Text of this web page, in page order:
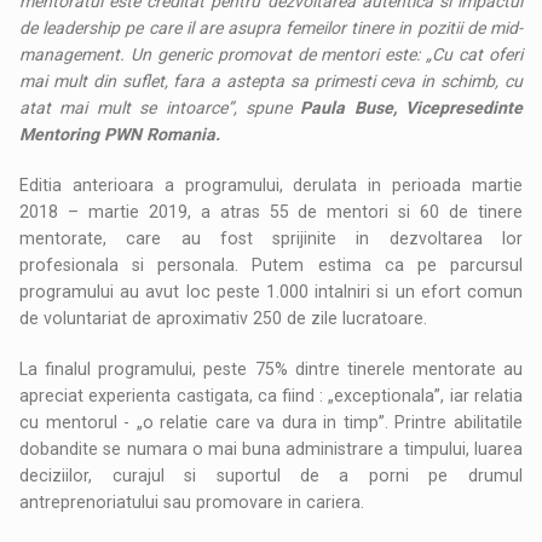
de leadership pe care il are asupra femeilor tinere in pozitii de mid-
management. Un generic promovat de mentori este: „Cu cat oferi
mai mult din suflet, fara a astepta sa primesti ceva in schimb, cu
atat mai mult se intoarce”, spune Paula Buse, Vicepresedinte
Mentoring PWN Romania.
Editia anterioara a programului, derulata in perioada martie
2018 – martie 2019, a atras 55 de mentori si 60 de tinere
mentorate, care au fost sprijinite in dezvoltarea lor
profesionala si personala. Putem estima ca pe parcursul
programului au avut loc peste 1.000 intalniri si un efort comun
de voluntariat de aproximativ 250 de zile lucratoare.
La finalul programului, peste 75% dintre tinerele mentorate au
apreciat experienta castigata, ca fiind : „exceptionala”, iar relatia
cu mentorul - „o relatie care va dura in timp”. Printre abilitatile
dobandite se numara o mai buna administrare a timpului, luarea
deciziilor, curajul si suportul de a porni pe drumul
antreprenoriatului sau promovare in cariera.